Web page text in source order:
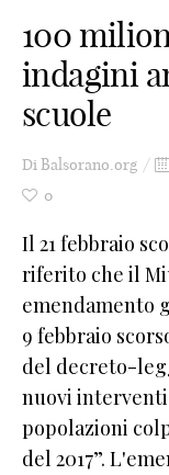
100
indagini
scuole
DiBalsorano.org
0
Il 21 febbraio
riferito che il
emendamento
9 febbraio
del decreto-
nuovi
popolazioni
del 2017”.